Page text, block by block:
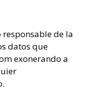
de la
datos que
exonerando a